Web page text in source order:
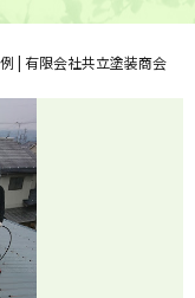
| 有限会社共立塗装商会